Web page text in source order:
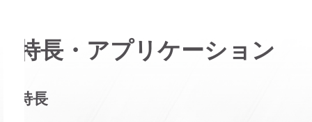
特長・アプリケーション
特長